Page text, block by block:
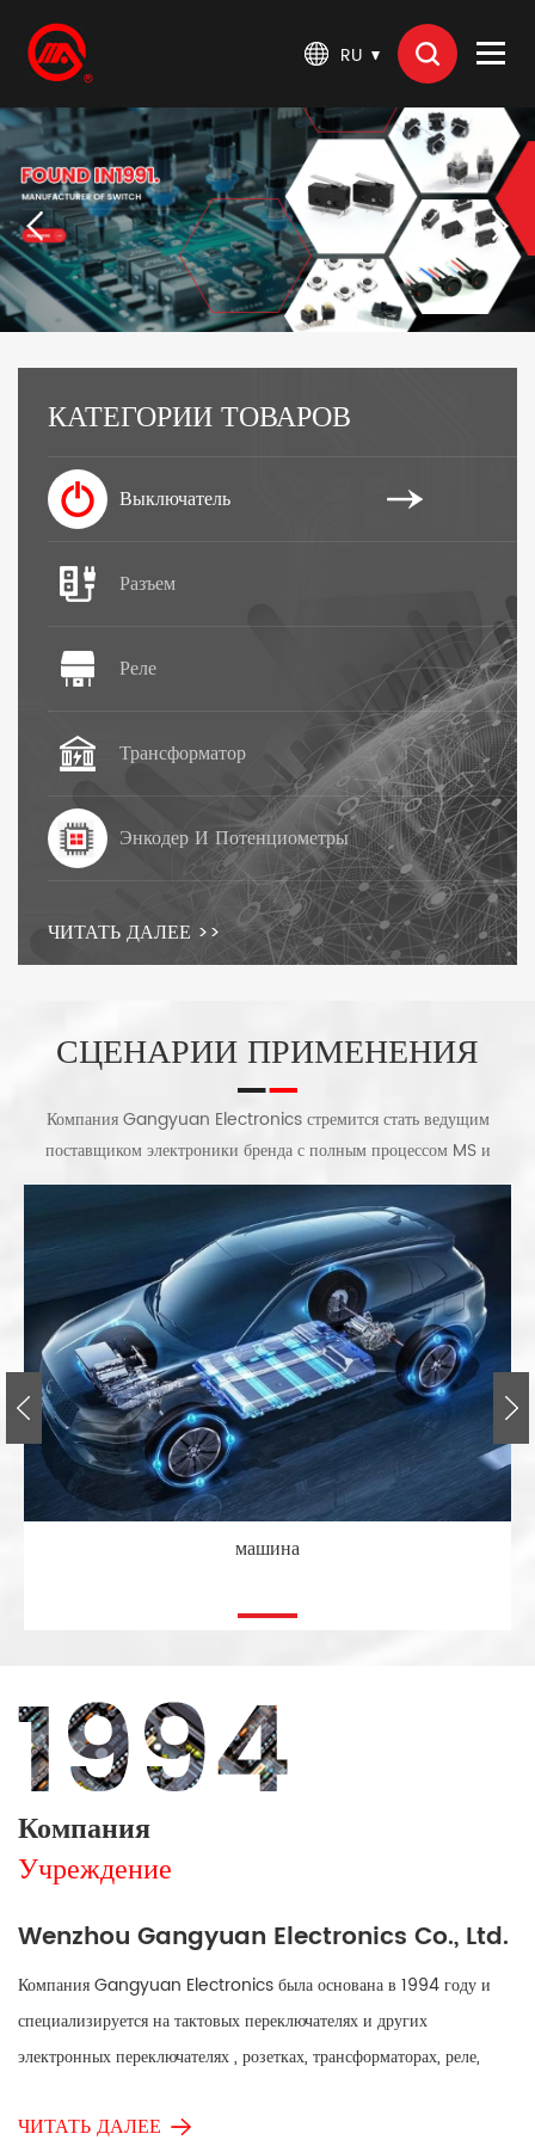
RU
КАТЕГОРИИ ТОВАРОВ
Выключатель
Разъем
Реле
Трансформатор
Энкодер И Потенциометры
ЧИТАТЬ ДАЛЕЕ >>
СЦЕНАРИИ ПРИМЕНЕНИЯ
Компания Gangyuan Electronics стремится стать ведущим
поставщиком электроники бренда с полным процессом MS и
квалифицированными работниками; сертифицированное
производство и оборудование. Мы постепенно вырастаем на основе
полного оснащения профессиональными заводскими проверками и
системой процессов, а также группами подразделений.
машина
Компания
Учреждение
Wenzhou Gangyuan Electronics Co., Ltd.
Компания Gangyuan Electronics была основана в 1994 году и
специализируется на тактовых переключателях и других
электронных переключателях , розетках, трансформаторах, реле,
основном используется в бытовой технике, 3C (компьютерах,
ЧИТАТЬ ДАЛЕЕ